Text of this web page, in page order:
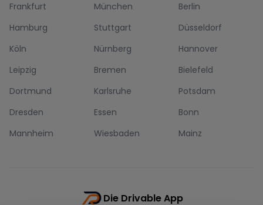
Frankfurt München
Berlin
Hamburg
Stuttgart
Düsseldorf
Köln
Nürnberg
Hannover
Leipzig
Bremen
Bielefeld
Dortmund
Karlsruhe
Potsdam
Dresden
Essen
Bonn
Mannheim
Wiesbaden Mainz
Die Drivable App